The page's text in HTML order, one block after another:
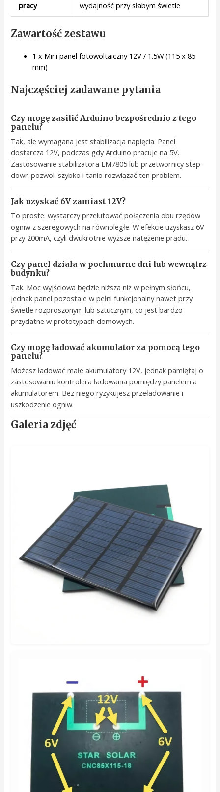
pracy
wydajność przy słabym świetle
Zawartość zestawu
1 x Mini panel fotowoltaiczny 12V / 1.5W (115 x 85
mm)
Najczęściej zadawane pytania
Czy mogę zasilić Arduino bezpośrednio z tego
panelu?
Tak, ale wymagana jest stabilizacja napięcia. Panel
dostarcza 12V, podczas gdy Arduino pracuje na 5V.
Zastosowanie stabilizatora LM7805 lub przetwornicy step-
down pozwoli szybko i tanio rozwiązać ten problem.
Jak uzyskać 6V zamiast 12V?
To proste: wystarczy przelutować połączenia obu rzędów
ogniw z szeregowych na równoległe. W efekcie uzyskasz 6V
przy 200mA, czyli dwukrotnie wyższe natężenie prądu.
Czy panel działa w pochmurne dni lub wewnątrz
budynku?
Tak. Moc wyjściowa będzie niższa niż w pełnym słońcu,
jednak panel pozostaje w pełni funkcjonalny nawet przy
świetle rozproszonym lub sztucznym, co jest bardzo
przydatne w prototypach domowych.
Czy mogę ładować akumulator za pomocą tego
panelu?
Możesz ładować małe akumulatory 12V, jednak pamiętaj o
zastosowaniu kontrolera ładowania pomiędzy panelem a
akumulatorem. Bez niego ryzykujesz przeładowanie i
uszkodzenie ogniw.
Galeria zdjęć